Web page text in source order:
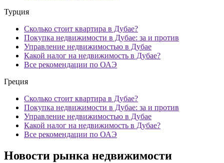
Турция
Сколько стоит квартира в Дубае?
Покупка недвижимости в Дубае: за и против
Управление недвижимостью в Дубае
Какой налог на недвижимость в Дубае?
Все рекомендации по ОАЭ
Греция
Сколько стоит квартира в Дубае?
Покупка недвижимости в Дубае: за и против
Управление недвижимостью в Дубае
Какой налог на недвижимость в Дубае?
Все рекомендации по ОАЭ
Новости рынка недвижимости